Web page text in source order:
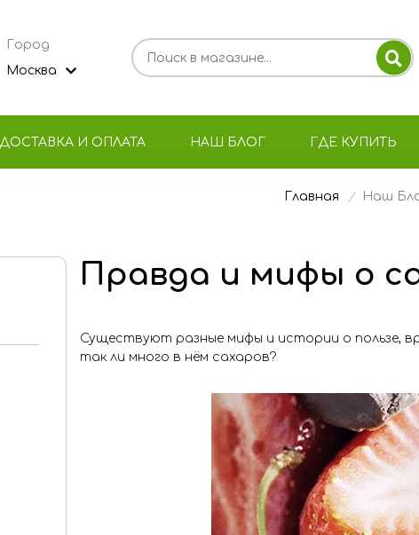
Город
Москва
ДОСТАВКА И ОПЛАТА НАШ БЛОГ ГДЕ КУПИТЬ
Главная Наш
Правда и мифы о
Существуют разные мифы и истории о пользе,
так ли много в нём сахаров?